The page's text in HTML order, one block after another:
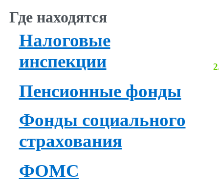
Где находятся
Налоговые
инспекции
Пенсионные фонды
Фонды социального
страхования
ФОМС